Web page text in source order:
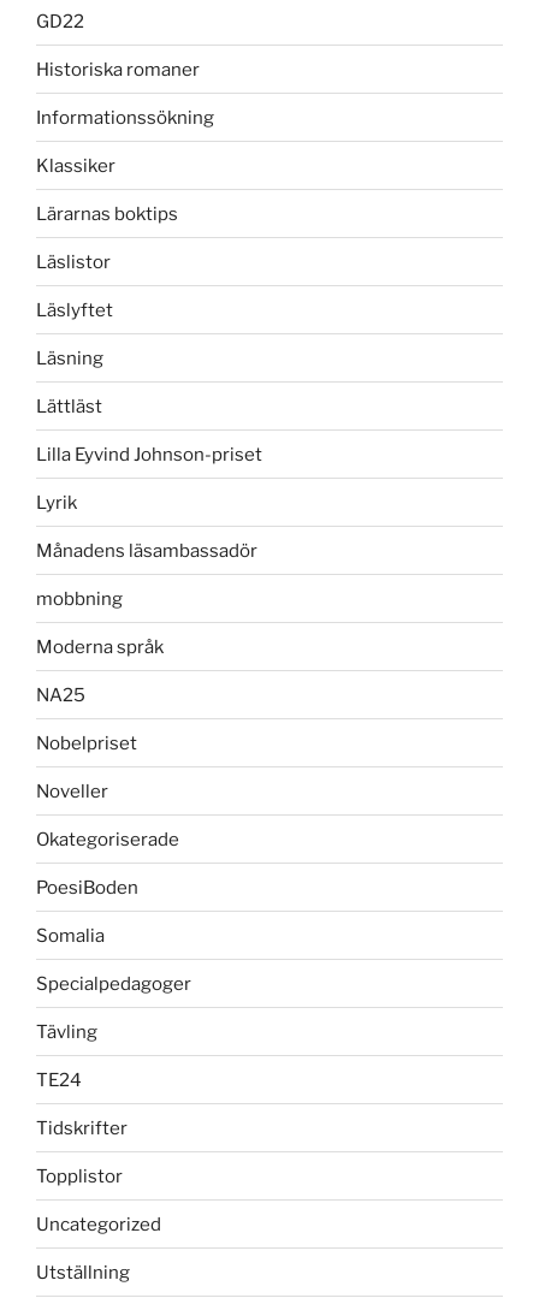
GD22
Historiska romaner
Informationssökning
Klassiker
Lärarnas boktips
Läslistor
Läslyftet
Läsning
Lättläst
Lilla Eyvind Johnson-priset
Lyrik
Månadens läsambassadör
mobbning
Moderna språk
NA25
Nobelpriset
Noveller
Okategoriserade
PoesiBoden
Somalia
Specialpedagoger
Tävling
TE24
Tidskrifter
Topplistor
Uncategorized
Utställning